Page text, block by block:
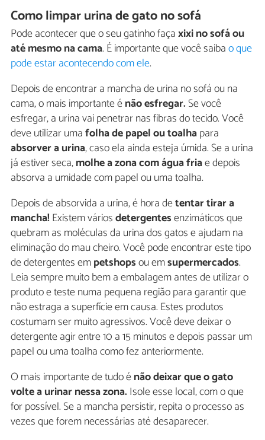
Como limpar urina de gato no sofá
Pode acontecer que o seu gatinho façaxixi no sofá ou
até mesmo na cama. É importante que você saibao que
pode estar acontecendo com ele.
Depois de encontrar a mancha de urina no sofá ou na
cama, o mais importante énão esfregar.Se você
esfregar, a urina vai penetrar nas fibras do tecido. Você
deve utilizar umafolha de papel ou toalhapara
absorver a urina, caso ela ainda esteja úmida. Se a urina
já estiver seca,molhe a zona com água friae depois
absorva a umidade com papel ou uma toalha.
Depois de absorvida a urina, é hora detentar tirar a
mancha!Existem váriosdetergentesenzimáticos que
quebram as moléculas da urina dos gatos e ajudam na
eliminação do mau cheiro. Você pode encontrar este tipo
de detergentes empetshopsou emsupermercados.
Leia sempre muito bem a embalagem antes de utilizar o
produto e teste numa pequena região para garantir que
não estraga a superfície em causa. Estes produtos
costumam ser muito agressivos. Você deve deixar o
detergente agir entre 10 a 15 minutos e depois passar um
papel ou uma toalha como fez anteriormente.
O mais importante de tudo énão deixar que o gato
volte a urinar nessa zona.Isole esse local, com o que
for possível. Se a mancha persistir, repita o processo as
vezes que forem necessárias até desaparecer.